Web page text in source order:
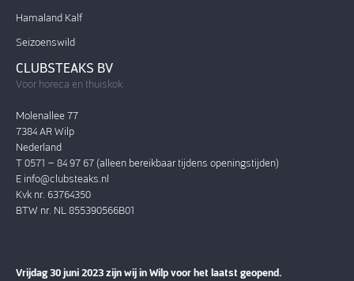
Hamaland Kalf
Seizoenswild
CLUBSTEAKS BV
Voor horeca en thuiskok
Molenallee 77
7384 AR Wilp
Nederland
T 0571 – 84 97 67 (alleen bereikbaar tijdens openingstijden)
E info@clubsteaks.nl
Kvk nr. 63764350
BTW nr. NL 855390566B01
Vrijdag 30 juni 2023 zijn wij in Wilp voor het laatst geopend.